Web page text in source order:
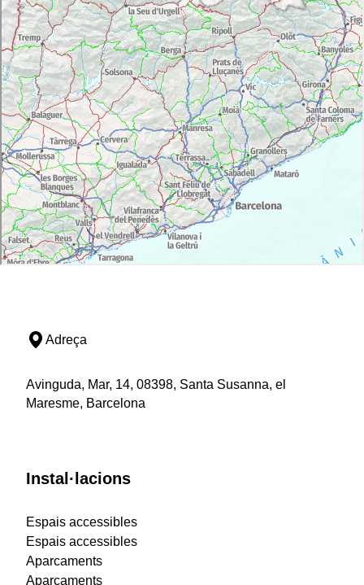
Adreça
Avinguda, Mar, 14, 08398, Santa Susanna, el
Maresme, Barcelona
Instal·lacions
Espais accessibles
Espais accessibles
Aparcaments
Aparcaments